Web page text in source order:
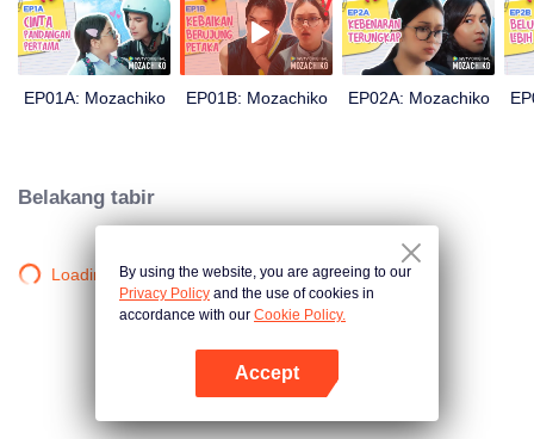
EP01A: Mozachiko EP01B: Mozachiko EP02A: Mozachiko
Belakang tabir
Loading…By using the website, you are agreeing to our
Privacy Policy and the use of cookies in
accordance with our Cookie Policy.
Accept